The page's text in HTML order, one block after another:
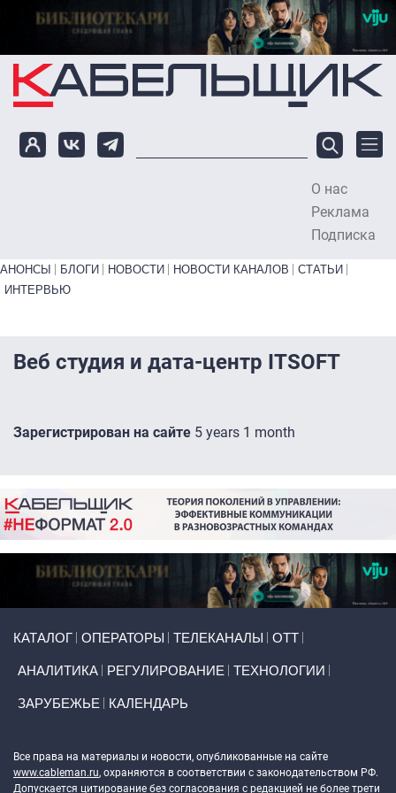
Перейти к основному содержанию
О нас
Реклама
Подписка
Primary links bottom
АНОНСЫ БЛОГИ НОВОСТИ НОВОСТИ КАНАЛОВ
СТАТЬИ
ИНТЕРВЬЮ
Веб студия и дата-центр ITSOFT
Зарегистрирован на сайте 5 years 1 month
КАТАЛОГ ОПЕРАТОРЫ ТЕЛЕКАНАЛЫ ОТТ
АНАЛИТИКА РЕГУЛИРОВАНИЕ ТЕХНОЛОГИИ
ЗАРУБЕЖЬЕ КАЛЕНДАРЬ
Все права на материалы и новости, опубликованные на сайте
www.cableman.ru, охраняются в соответствии с законодательством РФ.
Допускается цитирование без согласования с редакцией не более трети